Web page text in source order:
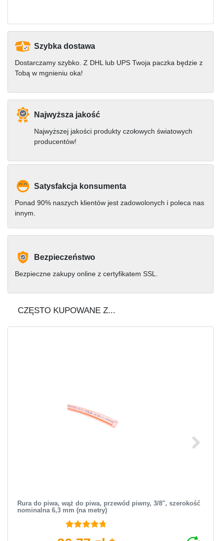
Szybka dostawa
Dostarczamy szybko. Z DHL lub UPS Twoja paczka będzie z
Tobą w mgnieniu oka!
Najwyższa jakość
Najwyższej jakości produkty czołowych światowych
producentów!
Satysfakcja konsumenta
Ponad 90% naszych klientów jest zadowolonych i poleca nas
innym.
Bezpieczeństwo
Bezpieczne zakupy online z certyfikatem SSL.
CZĘSTO KUPOWANE Z...
Rura do piwa, wąż do piwa, przewód piwny, 3/8", szerokość
nominalna 6,3 mm (na metry)